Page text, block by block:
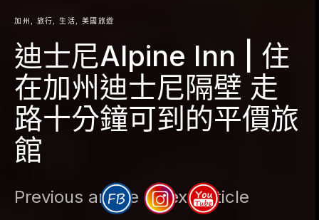
加州 旅行 生活 美國旅遊
迪士尼Alpine Inn | 住
在加州迪士尼隔壁 走
路十分鐘可到的平價旅
館
Previous article Next article